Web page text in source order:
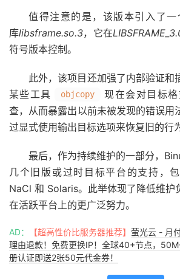
值得注意的是，该版本引入了
库libsframe.so.3，它在
符号版本控制。
此外，该项目还加强了内部验证和
某些工具
objcopy
现在会对目标
查，从而暴露出以前未被发现的错误用
过显式使用输出目标选项来恢复旧的行为
最后，作为持续维护的一部分，
几个旧版或过时目标平台的支持，
NaCl 和 Solaris。此举体现了降低维护
在活跃平台上的更广泛努力。
AD： 【超高性价比服务器推荐】 萤光云 - 月
理由退款！免费更换IP！全球40+节点，
册认证即送2张50元代金券！